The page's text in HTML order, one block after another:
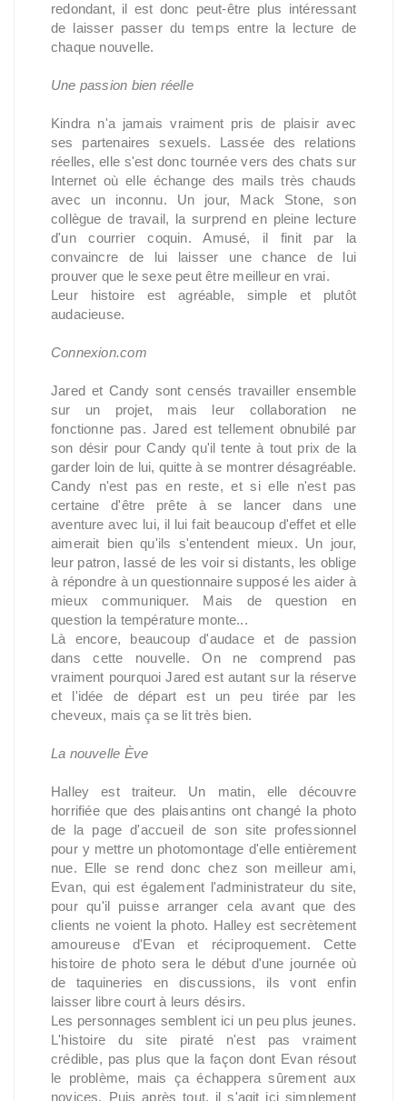
redondant, il est donc peut-être plus intéressant
de laisser passer du temps entre la lecture de
chaque nouvelle.
Une passion bien réelle
Kindra n'a jamais vraiment pris de plaisir avec
ses partenaires sexuels. Lassée des relations
réelles, elle s'est donc tournée vers des chats sur
Internet où elle échange des mails très chauds
avec un inconnu. Un jour, Mack Stone, son
collègue de travail, la surprend en pleine lecture
d'un courrier coquin. Amusé, il finit par la
convaincre de lui laisser une chance de lui
prouver que le sexe peut être meilleur en vrai.
Leur histoire est agréable, simple et plutôt
audacieuse.
Connexion.com
Jared et Candy sont censés travailler ensemble
sur un projet, mais leur collaboration ne
fonctionne pas. Jared est tellement obnubilé par
son désir pour Candy qu'il tente à tout prix de la
garder loin de lui, quitte à se montrer désagréable.
Candy n'est pas en reste, et si elle n'est pas
certaine d'être prête à se lancer dans une
aventure avec lui, il lui fait beaucoup d'effet et elle
aimerait bien qu'ils s'entendent mieux. Un jour,
leur patron, lassé de les voir si distants, les oblige
à répondre à un questionnaire supposé les aider à
mieux communiquer. Mais de question en
question la température monte...
Là encore, beaucoup d'audace et de passion
dans cette nouvelle. On ne comprend pas
vraiment pourquoi Jared est autant sur la réserve
et l'idée de départ est un peu tirée par les
cheveux, mais ça se lit très bien.
La nouvelle Ève
Halley est traiteur. Un matin, elle découvre
horrifiée que des plaisantins ont changé la photo
de la page d'accueil de son site professionnel
pour y mettre un photomontage d'elle entièrement
nue. Elle se rend donc chez son meilleur ami,
Evan, qui est également l'administrateur du site,
pour qu'il puisse arranger cela avant que des
clients ne voient la photo. Halley est secrètement
amoureuse d'Evan et réciproquement. Cette
histoire de photo sera le début d'une journée où
de taquineries en discussions, ils vont enfin
laisser libre court à leurs désirs.
Les personnages semblent ici un peu plus jeunes.
L'histoire du site piraté n'est pas vraiment
crédible, pas plus que la façon dont Evan résout
le problème, mais ça échappera sûrement aux
novices. Puis après tout, il s'agit ici simplement